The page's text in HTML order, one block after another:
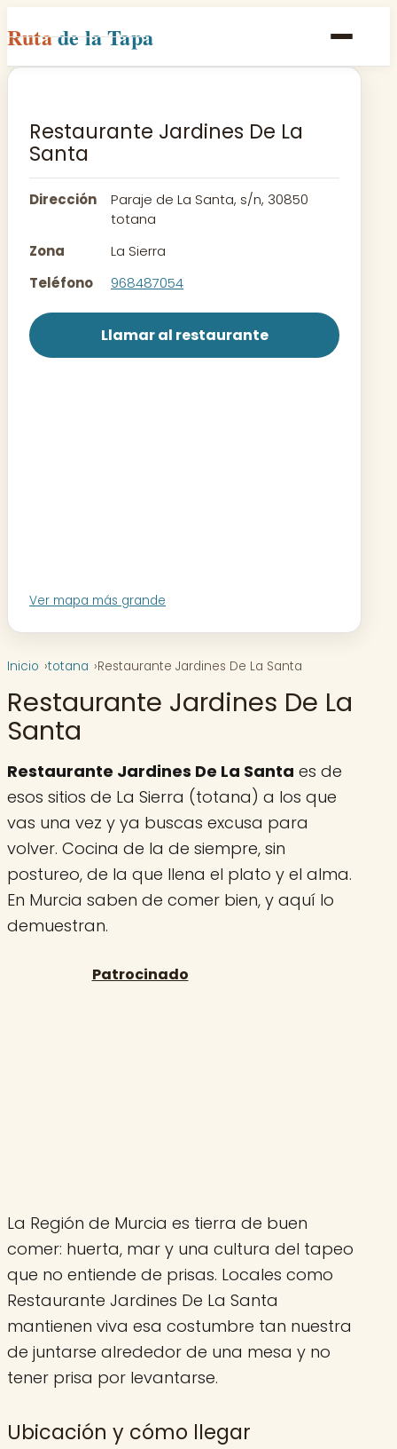
Rutade la Tapa
Inicio
Rutas
Recetas
Restaurante Jardines De La
Santa
Dirección
Paraje de La Santa, s/n, 30850
totana
Zona
La Sierra
Teléfono
968487054
Llamar al restaurante
Ver mapa más grande
Inicio totana Restaurante Jardines De La Santa
Restaurante Jardines De La
Santa
Restaurante Jardines De La Santa es de
esos sitios de La Sierra (totana) a los que
vas una vez y ya buscas excusa para
volver. Cocina de la de siempre, sin
postureo, de la que llena el plato y el alma.
En Murcia saben de comer bien, y aquí lo
demuestran.
La Región de Murcia es tierra de buen
comer: huerta, mar y una cultura del tapeo
que no entiende de prisas. Locales como
Restaurante Jardines De La Santa
mantienen viva esa costumbre tan nuestra
de juntarse alrededor de una mesa y no
tener prisa por levantarse.
Ubicación y cómo llegar